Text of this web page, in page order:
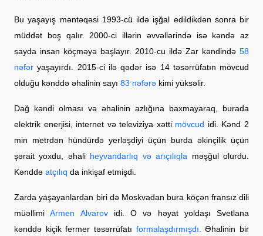
Bu yaşayış məntəqəsi 1993-cü ildə işğal edildikdən sonra bir
müddət boş qalır. 2000-ci illərin əvvəllərində isə kəndə az
sayda insan köçməyə başlayır. 2010-cu ildə Zar kəndində 58
nəfər yaşayırdı. 2015-ci ilə qədər isə 14 təsərrüfatın mövcud
olduğu kənddə əhalinin sayı 83 nəfərə kimi yüksəlir.
Dağ kəndi olması və əhalinin azlığına baxmayaraq, burada
elektrik enerjisi, internet və televiziya xətti mövcud idi. Kənd 2
min metrdən hündürdə yerləşdiyi üçün burda əkinçilik üçün
şərait yoxdu, əhali heyvandarlıq və arıçılıqla məşğul olurdu.
Kənddə atçılıq da inkişaf etmişdi.
Zarda yaşayanlardan biri də Moskvadan bura köçən fransız dili
müəllimiArmen Alvarovidi. O və həyat yoldaşı Svetlana
kənddə kiçik fermer təsərrüfatı formalaşdırmışdı. Əhalinin bir